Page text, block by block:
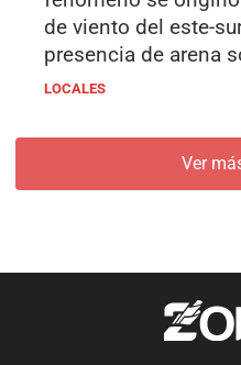
de viento del este-
presencia de arena
LOCALES
Ver